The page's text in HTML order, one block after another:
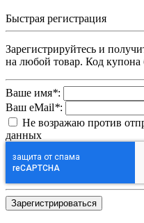
Быстрая регистрация
Зарегистрируйтесь и
на любой товар. Код
Ваше имя*:
Ваш eMail*:
Не возражаю против
данных